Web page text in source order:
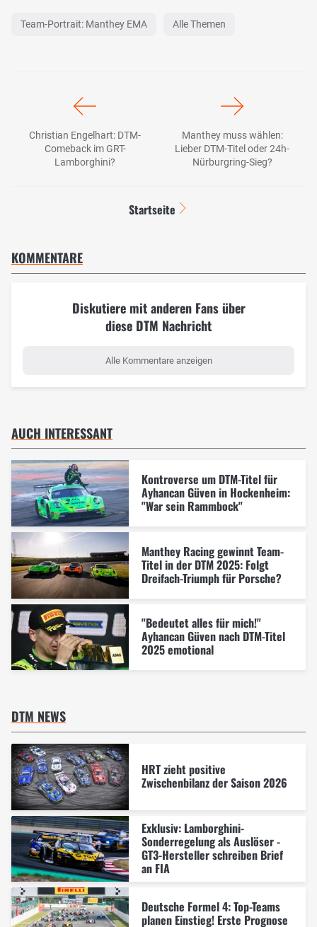
Team-Portrait: Manthey EMA Alle Themen
Christian Engelhart: DTM-
Comeback im GRT-
Lamborghini?
Manthey muss wählen:
Lieber DTM-Titel oder 24h-
Nürburgring-Sieg?
Startseite
KOMMENTARE
Diskutiere mit anderen Fans über
diese DTM Nachricht
Alle Kommentare anzeigen
AUCH INTERESSANT
Kontroverse um DTM-Titel für
Ayhancan Güven in Hockenheim:
"War sein Rammbock"
Manthey Racing gewinnt Team-
Titel in der DTM 2025: Folgt
Dreifach-Triumph für Porsche?
"Bedeutet alles für mich!"
Ayhancan Güven nach DTM-Titel
2025 emotional
DTM NEWS
HRT zieht positive
Zwischenbilanz der Saison 2026
Exklusiv: Lamborghini-
Sonderregelung als Auslöser -
GT3-Hersteller schreiben Brief
an FIA
Deutsche Formel 4: Top-Teams
planen Einstieg! Erste Prognose